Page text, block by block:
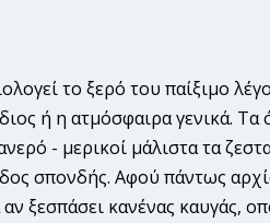
το ξερό του παίξιμο
ή η ατμόσφαιρα γενικά.
- μερικοί μάλιστα τα
σπονδής. Αφού πάντως
ξεσπάσει κανένας καυγάς,